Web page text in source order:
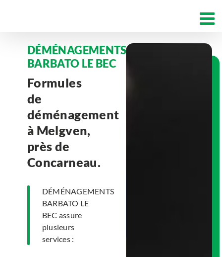
DÉMÉNAGEMENTS
BARBATO LE BEC
Formules
de
déménagement
à Melgven,
près de
Concarneau.
DÉMÉNAGEMENTS
BARBATO LE
BEC assure
plusieurs
services :